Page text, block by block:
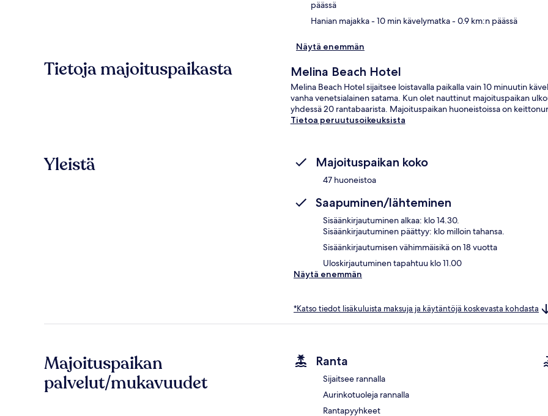
päässä
Hanian majakka- 10 min kävelymatka- 0.9 km:n päässä
Näytä enemmän
Tietoja majoituspaikasta Melina Beach Hotel
Melina Beach Hotel sijaitsee loistavalla paikalla vain 10 minuutin
vanha venetsialainen satama. Kun olet nauttinut majoituspaikan
yhdessä 20 rantabaarista. Majoituspaikan huoneistoissa on
Tietoa peruutusoikeuksista
Yleistä Majoituspaikan koko
47 huoneistoa
Saapuminen/lähteminen
Sisäänkirjautuminen alkaa: klo 14.30.
Sisäänkirjautuminen päättyy: klo milloin tahansa.
Sisäänkirjautumisen vähimmäisikä on 18 vuotta
Uloskirjautuminen tapahtuu klo 11.00
Näytä enemmän
*Katso tiedot lisäkuluista maksuja ja käytäntöjä koskevasta kohdasta
Majoituspaikan
palvelut/mukavuudet
Ranta
Sijaitsee rannalla
Aurinkotuoleja rannalla
Rantapyyhkeet